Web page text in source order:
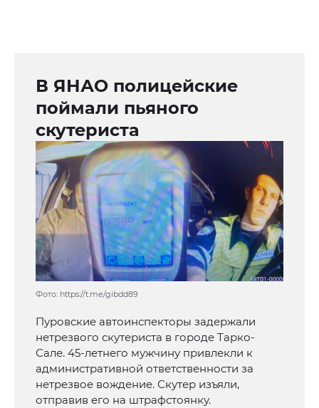
В ЯНАО полицейские
поймали пьяного
скутериста
Фото: https://t.me/gibdd89
Пуровские автоинспекторы задержали
нетрезвого скутериста в городе Тарко-
Сале. 45-летнего мужчину привлекли к
административной ответственности за
нетрезвое вождение. Скутер изъяли,
отправив его на штрафстоянку.